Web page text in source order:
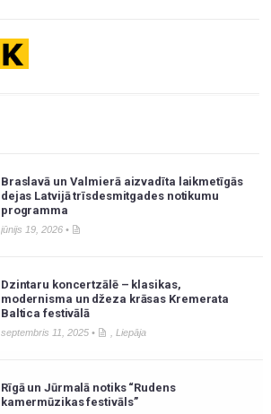
Braslavā un Valmierā aizvadīta laikmetīgās
dejas Latvijā trīsdesmitgades notikumu
programma
jūnijs 19, 2026 •
Dzintaru koncertzālē – klasikas,
modernisma un džeza krāsas Kremerata
Baltica festivālā
septembris 11, 2025 • Liepāja
Rīgā un Jūrmalā notiks “Rudens
kamermūzikas festivāls”